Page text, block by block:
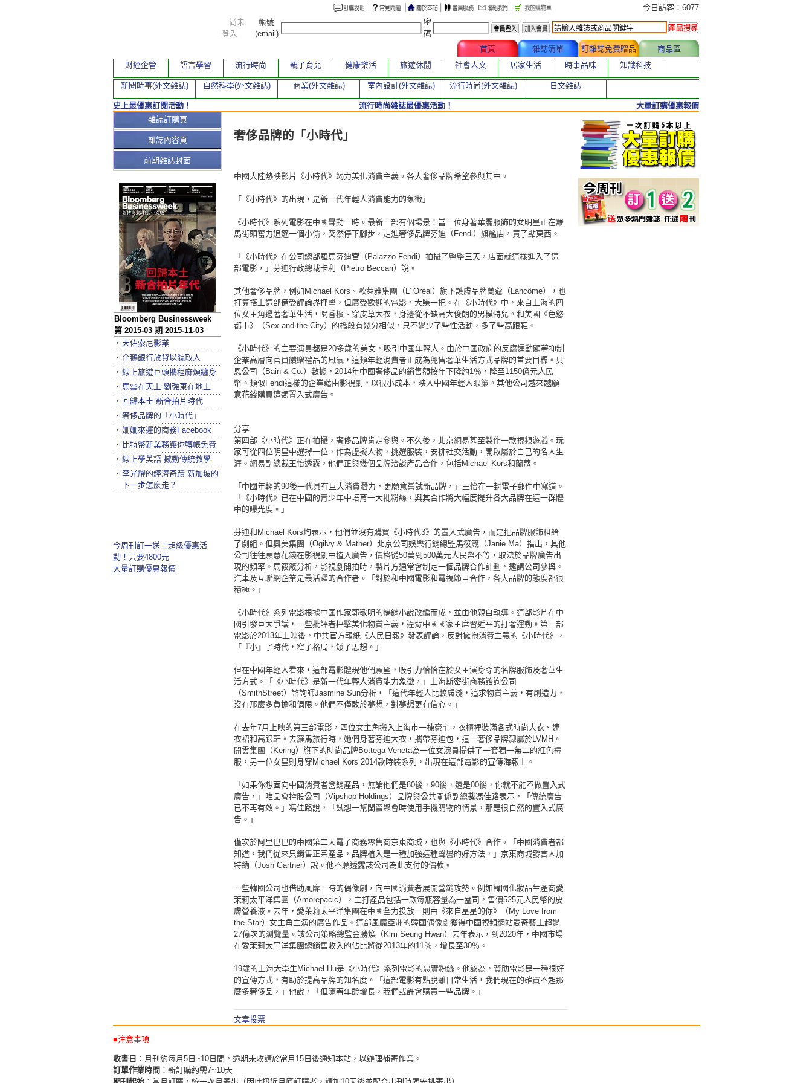
本期文章
奢侈品牌的「小時代」
中國大陸熱映影片《小時代》竭力美化消費主義。各大奢侈品牌希望參與其中。
「《小時代》的出現，是新一代年輕人消費能力的象徵」
《小時代》系列電影在中國轟動一時。最新一部有個場景：當一位身著華麗服飾的女明星正在羅
馬街頭奮力追逐一個小偷，突然停下腳步，走進奢侈品牌芬迪（Fendi）旗艦店，買了點東西。
「《小時代》在公司總部羅馬芬迪宮（Palazzo Fendi）拍攝了整整三天，店面就這樣進入了這
部電影，」芬迪行政總裁卡利（Pietro Beccari）說。
其他奢侈品牌，例如Michael Kors、歐萊雅集團（L' Oréal）旗下護膚品牌蘭蔻（Lancôme），也
打算搭上這部備受評論界抨擊，但廣受歡迎的電影，大賺一把。在《小時代》中，來自上海的四
位女主角過著奢華生活，喝香檳、穿皮草大衣，身邊從不缺高大俊朗的男模特兒。和美國《色慾
都市》（Sex and the City）的橋段有幾分相似，只不過少了些性活動，多了些高跟鞋。
《小時代》的主要演員都是20多歲的美女，吸引中國年輕人。由於中國政府的反腐運動顯著抑制
企業高層向官員饋贈禮品的風氣，這類年輕消費者正成為兜售奢華生活方式品牌的首要目標。貝
恩公司（Bain & Co.）數據，2014年中國奢侈品的銷售額按年下降約1％，降至1150億元人民
幣。類似Fendi這樣的企業藉由影視劇，以很小成本，映入中國年輕人眼簾。其他公司越來越願
意花錢購買這類置入式廣告。
分享
第四部《小時代》正在拍攝，奢侈品牌肯定參與。不久後，北京網易甚至製作一款視頻遊戲。玩
家可從四位明星中選擇一位，作為虛擬人物，挑選服裝，安排社交活動，開啟屬於自己的名人生
涯。網易副總裁王怡透露，他們正與幾個品牌洽談產品合作，包括Michael Kors和蘭蔻。
「中國年輕的90後一代具有巨大消費潛力，更願意嘗試新品牌，」王怡在一封電子郵件中寫道。
「《小時代》已在中國的青少年中培育一大批粉絲，與其合作將大幅度提升各大品牌在這一群體
中的曝光度。」
芬迪和Michael Kors均表示，他們並沒有購買《小時代3》的置入式廣告，而是把品牌服飾租給
了劇組。但奧美集團（Ogilvy & Mather）北京公司娛樂行銷總監馬筱箴（Janie Ma）指出，其他
公司往往願意花錢在影視劇中植入廣告，價格從50萬到500萬元人民幣不等，取決於品牌廣告出
現的頻率。馬筱箴分析，影視劇開拍時，製片方通常會制定一個品牌合作計劃，邀請公司參與。
汽車及互聯網企業是最活躍的合作者。「對於和中國電影和電視節目合作，各大品牌的態度都很
積極。」
《小時代》系列電影根據中國作家郭敬明的暢銷小說改編而成，並由他親自執導。這部影片在中
國引發巨大爭議，一些批評者抨擊美化物質主義，違背中國國家主席習近平的打奢運動。第一部
電影於2013年上映後，中共官方報紙《人民日報》發表評論，反對擁抱消費主義的《小時代》，
「『小』了時代，窄了格局，矮了思想。」
但在中國年輕人看來，這部電影體現他們願望，吸引力恰恰在於女主演身穿的名牌服飾及奢華生
活方式。「《小時代》是新一代年輕人消費能力象徵，」上海斯密街商務諮詢公司
（SmithStreet）諮詢師Jasmine Sun分析，「這代年輕人比較膚淺，追求物質主義，有創造力，
沒有那麼多負擔和侷限。他們不僅敢於夢想，對夢想更有信心。」
在去年7月上映的第三部電影，四位女主角搬入上海市一棟豪宅，衣櫃裡裝滿各式時尚大衣、連
衣裙和高跟鞋。去羅馬旅行時，她們身著芬迪大衣，攜帶芬迪包，這一奢侈品牌隸屬於LVMH。
開雲集團（Kering）旗下的時尚品牌Bottega Veneta為一位女演員提供了一套獨一無二的紅色禮
服，另一位女星則身穿Michael Kors 2014款時裝系列，出現在這部電影的宣傳海報上。
「如果你想面向中國消費者營銷產品，無論他們是80後，90後，還是00後，你就不能不做置入式
廣告，」唯品會控股公司（Vipshop Holdings）品牌與公共關係副總裁馮佳路表示，「傳統廣告
已不再有效。」馮佳路說，「試想一幫閨蜜聚會時使用手機購物的情景，那是很自然的置入式廣
告。」
僅次於阿里巴巴的中國第二大電子商務零售商京東商城，也與《小時代》合作。「中國消費者都
知道，我們從來只銷售正宗產品，品牌植入是一種加強這種聲譽的好方法，」京東商城發言人加
特納（Josh Gartner）說。他不願透露該公司為此支付的價款。
一些韓國公司也借助風靡一時的偶像劇，向中國消費者展開營銷攻勢。例如韓國化妝品生產商愛
茉莉太平洋集團（Amorepacic），主打產品包括一款每瓶容量為一盎司，售價525元人民幣的皮
膚營養液。去年，愛茉莉太平洋集團在中國全力投放一則由《來自星星的你》（My Love from
the Star）女主角主演的廣告作品。這部風靡亞洲的韓國偶像劇獲得中國視頻網站愛奇藝上超過
27億次的瀏覽量。該公司策略總監金勝煥（Kim Seung Hwan）去年表示，到2020年，中國市場
在愛茉莉太平洋集團總銷售收入的佔比將從2013年的11％，增長至30％。
19歲的上海大學生Michael Hu是《小時代》系列電影的忠實粉絲。他認為，贊助電影是一種很好
的宣傳方式，有助於提高品牌的知名度。「這部電影有點脫離日常生活，我們現在的確買不起那
麼多奢侈品，」他說，「但隨著年齡增長，我們或許會購買一些品牌。」
文章投票
雜誌訂購頁
雜誌內容頁
前期雜誌封面
Bloomberg Businessweek
第 2015-03 期 2015-11-03
‧ 天佑索尼影業
‧ 企鵝銀行放貸以貌取人
‧ 線上旅遊巨頭攜程麻煩纏身
‧ 馬雲在天上 劉強東在地上
‧ 回歸本土 新合拍片時代
‧ 奢侈品牌的「小時代」
‧ 姍姍來遲的商務Facebook
‧ 比特幣新業務讓你轉帳免費
‧ 線上學英語 撼動傳統教學
‧ 李光耀的經濟奇蹟 新加坡的
下一步怎麼走？
今周刊訂一送二超級優惠活
動！只要4800元
大量訂購優惠報價
今日訪客：6077
尚未
登入
帳號
(email)
密
碼
首頁 雜誌清單 訂雜誌免費贈品
商品區
財經企管
語言學習 流行時尚 親子育兒 健康樂活 旅遊休閒 社會人文 居家生活 時事品味 知識科技
新聞時事(外文雜誌) 自然科學(外文雜誌) 商業(外文雜誌) 室內設計(外文雜誌) 流行時尚(外文雜誌) 日文雜誌
史上最優惠訂閱活動！ 流行時尚雜誌最優惠活動！ 大量訂購優惠報價
■注意事項
收書日 ：月刊約每月5日~10日間，逾期未收請於當月15日後通知本站，以辦理補寄作業。
訂單作業時間 ：新訂購約需7~10天